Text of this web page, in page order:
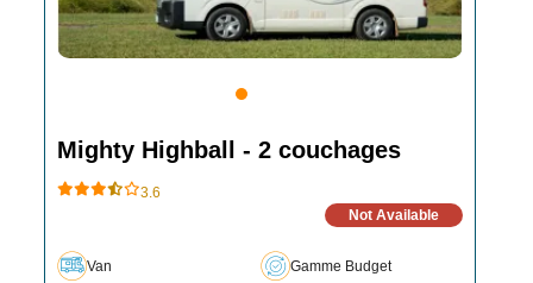
Mighty Highball - 2 couchages
3.6
Not Available
Van Gamme Budget